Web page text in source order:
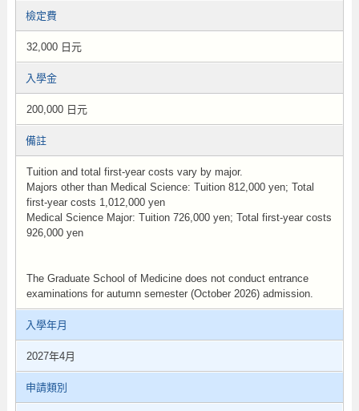
檢定費
32,000 日元
入學金
200,000 日元
備註
Tuition and total first-year costs vary by major.
Majors other than Medical Science: Tuition 812,000 yen; Total
first-year costs 1,012,000 yen
Medical Science Major: Tuition 726,000 yen; Total first-year costs
926,000 yen
The Graduate School of Medicine does not conduct entrance
examinations for autumn semester (October 2026) admission.
入學年月
2027年4月
申請類別